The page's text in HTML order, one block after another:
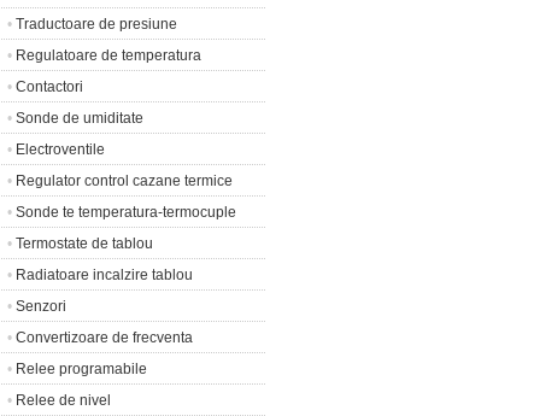
• Traductoare de presiune
• Regulatoare de temperatura
• Contactori
• Sonde de umiditate
• Electroventile
• Regulator control cazane termice
• Sonde te temperatura-termocuple
• Termostate de tablou
• Radiatoare incalzire tablou
• Senzori
• Convertizoare de frecventa
• Relee programabile
• Relee de nivel